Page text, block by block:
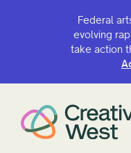
Federal
evolving
take action
ПОИСК ПО ИМЕНИ ИЛИ
ФИЛЬТРОВАТЬ ПО